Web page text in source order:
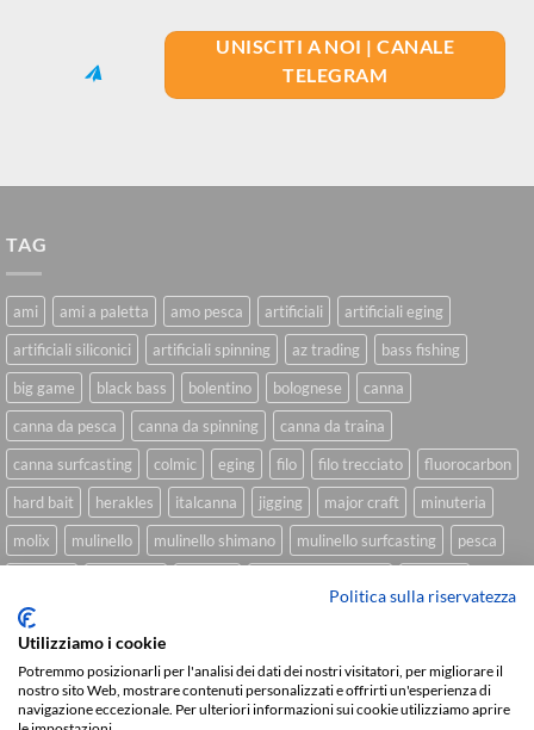
UNISCITI A NOI | CANALE
TELEGRAM
TAG
ami ami a paletta amo pesca artificiali
artificiali eging
artificiali siliconici
artificiali spinning az trading
bass fishing
big game
black bass bolentino bolognese
canna
canna da pesca
canna da spinning
canna da traina
canna surfcasting
colmic eging filo filo trecciato
fluorocarbon
hard bait
herakles italcanna jigging major craft
minuteria
molix
mulinello mulinello shimano mulinello surfcasting
pesca
spinning inshore
Sviluppato daWe Blink Design
Politica sulla riservatezza
Utilizziamo i cookie
Potremmo posizionarli per l'analisi dei dati dei nostri visitatori, per migliorare il
nostro sito Web, mostrare contenuti personalizzati e offrirti un'esperienza di
navigazione eccezionale. Per ulteriori informazioni sui cookie utilizziamo aprire